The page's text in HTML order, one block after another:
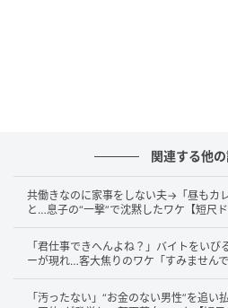
その後、休憩室では、部長に
に朝のやり取りを話していま
性同僚・紙上が静かに本を読
関連する他
共働きなのに家事をしない夫→「昼もカ
と…息子の“一撃”で沈黙したワケ【短尺ド
「君仕事できへんよね？」バイトをい
ーが現れ…客大焦りのワケ「すみません
「汚ったない」“お金のない男性”を追